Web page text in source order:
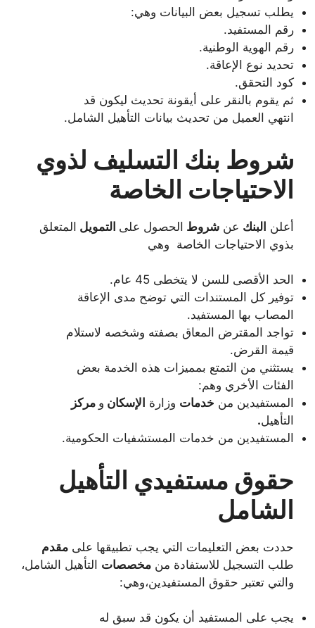
يطلب تسجيل بعض البيانات وهي:
رقم المستفيد.
رقم الهوية الوطنية.
تحديد نوع الإعاقة.
كود التحقق.
ثم يقوم بالنقر على أيقونة تحديث ليكون قد
انتهي العميل من تحديث بيانات التأهيل الشامل.
شروط بنك التسليف لذوي
الاحتياجات الخاصة
أعلن البنك عن شروط الحصول على التمويل المتعلق
بذوي الاحتياجات الخاصة وهي
الحد الأقصى للسن لا يتخطى 45 عام.
توفير كل المستندات التي توضح مدى الإعاقة
المصاب بها المستفيد.
تواجد المقترض المعاق بصفته وشخصه لاستلام
قيمة القرض.
يستثني من التمتع بمميزات هذه الخدمة بعض
الفئات الأخري وهم:
المستفيدين من خدمات وزارة الإسكان و مركز
التأهيل.
المستفيدين من خدمات المستشفيات الحكومية.
حقوق مستفيدي التأهيل
الشامل
حددت بعض التعليمات التي يجب تطبيقها على مقدم
طلب التسجيل للاستفادة من مخصصات التأهيل الشامل،
والتي تعتبر حقوق المستفيدين،وهي:
يجب على المستفيد أن يكون قد سبق له